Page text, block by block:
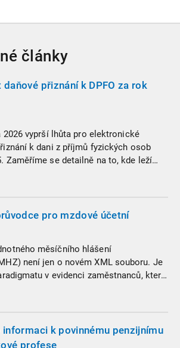
články
přiznání k DPFO za rok
2026 vyprší lhůta pro elektronické
k dani z příjmů fyzických osob
Zaměříme se detailně na to, kde leží
podat, jaké jsou nejčastější
příjmů a na co si dát v roce 2026
pro mzdové účetní
měsíčního hlášení
není jen o novém XML souboru. Je
v evidenci zaměstnanců, která
finanční úřady a úřady práce do
celku
informaci k povinnému penzijnímu
profese